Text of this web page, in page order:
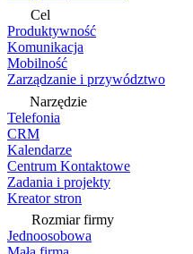
Cel
Produktywność
Komunikacja
Mobilność
Zarządzanie i przywództwo
Narzędzie
Telefonia
CRM
Kalendarze
Centrum Kontaktowe
Zadania i projekty
Kreator stron
Rozmiar firmy
Jednoosobowa